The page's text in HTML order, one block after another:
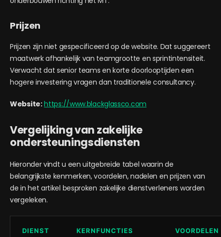
Prijzen
Prijzen zijn niet gespecificeerd op de website. Dat suggereert
maatwerk afhankelijk van teamgrootte en sprintintensiteit.
Verwacht dat senior teams en korte doorlooptijden een
hogere investering vragen dan traditionele consultancy.
Website:https://www.blackglassco.com
Vergelijking van zakelijke
ondersteuningsdiensten
Hieronder vindt u een uitgebreide tabel waarin de
belangrijkste kenmerken, voordelen, nadelen en prijzen van
de in het artikel besproken zakelijke dienstverleners worden
vergeleken.
DIENST KERNFUNCTIES VOORDELEN